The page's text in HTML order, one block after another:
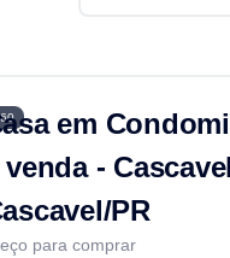
em
venda -
PR
para comprar